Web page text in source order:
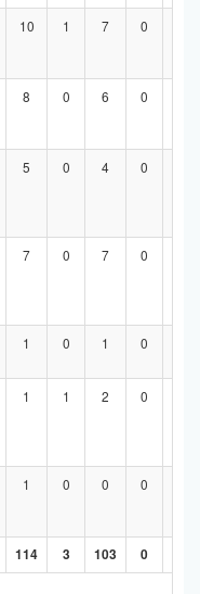
10 1 7 0
8 0 6 0
5 0 4 0
7 0 7 0
1 0 1 0
1 1 2 0
1 0 0 0
114 3 103 0